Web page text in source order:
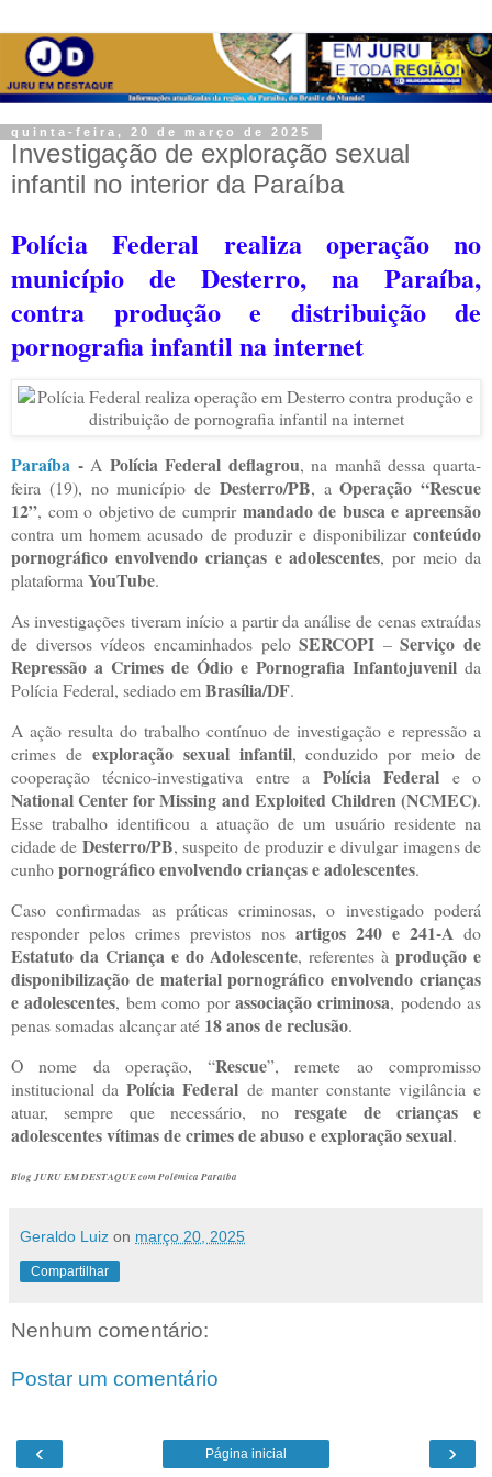
quinta-feira, 20 de março de 2025
Investigação de exploração sexual
infantil no interior da Paraíba
Polícia Federal realiza operação no
município de Desterro, na Paraíba,
contra produção e distribuição de
pornografia infantil na internet
Paraíba -A Polícia Federal deflagrou, na manhã dessa quarta-
feira (19), no município de Desterro/PB, aOperação “Rescue
12”, com o objetivo de cumprir mandado de busca e apreensão
contra um homem acusado de produzir e disponibilizar conteúdo
pornográfico envolvendo crianças e adolescentes, por meio da
plataformaYouTube.
As investigações tiveram início a partir da análise de cenas extraídas
de diversos vídeos encaminhados peloSERCOPI –Serviço de
Repressão a Crimes de Ódio e Pornografia Infantojuvenil da
Polícia Federal, sediado emBrasília/DF.
A ação resulta do trabalho contínuo de investigação e repressão a
crimes de exploração sexual infantil, conduzido por meio de
cooperação técnico-investigativa entre a Polícia Federal e o
National Center for Missing and Exploited Children (NCMEC).
Esse trabalho identificou a atuação de um usuário residente na
cidade de Desterro/PB, suspeito de produzir e divulgar imagens de
cunhopornográfico envolvendo crianças e adolescentes.
Caso confirmadas as práticas criminosas, o investigado poderá
responder pelos crimes previstos nos artigos 240 e 241-A do
Estatuto da Criança e do Adolescente, referentes àprodução e
disponibilização de material pornográfico envolvendo crianças
e adolescentes, bem como por associação criminosa, podendo as
penas somadas alcançar até 18 anos de reclusão.
O nome da operação, “Rescue”, remete ao compromisso
institucional daPolícia Federal de manter constante vigilância e
atuar, sempre que necessário, noresgate de crianças e
adolescentes vítimas de crimes de abuso e exploração sexual.
Blog JURU EM DESTAQUE com Polêmica Paraíba
Geraldo Luiz on março 20, 2025
Compartilhar
Nenhum comentário:
Postar um comentário
‹ ›
Página inicial